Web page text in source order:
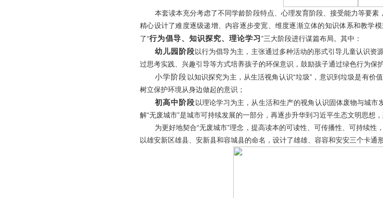
本套读本充分考虑了不同学龄阶段特点、心理发育阶段、接受能力等要素
精心设计了难度逐级递增、内容逐步变宽、维度逐渐立体的知识体系和教学
了“行为倡导、知识探究、理论学习”三大阶段进行谋篇布局。其中：
幼儿园阶段以行为倡导为主，主张通过多种活动的形式引导儿童认识资
过思考实践、兴趣引导等方式培养孩子的环保意识，鼓励孩子通过绿色行为保
小学阶段 以知识探究为主，从生活视角认识“垃圾”，意识到垃圾是有价
树立保护环境从身边做起的意识；
初高中阶段 以理论学习为主，从生活和生产的视角认识固体废物与城市
解“无废城市”是城市可持续发展的一部分，再逐步升华到习近平生态文明思想，
为更好地契合“无废城市”理念，提高读本的可读性、可传播性、可持续
以雄安新区雄县、安新县和容城县的命名，设计了雄雄、容容和安安三个卡通